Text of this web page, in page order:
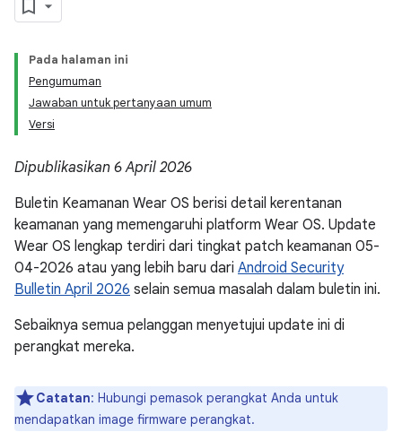
Pada halaman ini
Pengumuman
Jawaban untuk pertanyaan umum
Versi
Dipublikasikan 6 April 2026
Buletin Keamanan Wear OS berisi detail kerentanan
keamanan yang memengaruhi platform Wear OS. Update
Wear OS lengkap terdiri dari tingkat patch keamanan 05-
04-2026 atau yang lebih baru dari Android Security
Bulletin April 2026 selain semua masalah dalam buletin ini.
Sebaiknya semua pelanggan menyetujui update ini di
perangkat mereka.
Catatan: Hubungi pemasok perangkat Anda untuk
mendapatkan image firmware perangkat.